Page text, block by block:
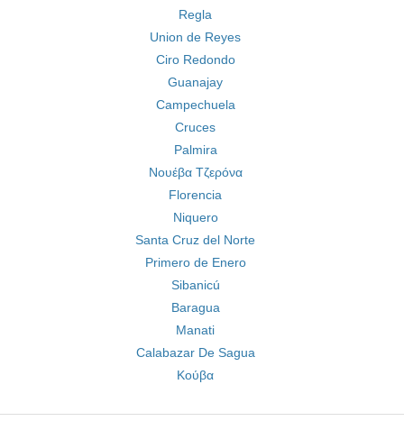
Regla
Union de Reyes
Ciro Redondo
Guanajay
Campechuela
Cruces
Palmira
Νουέβα Τζερόνα
Florencia
Niquero
Santa Cruz del Norte
Primero de Enero
Sibanicú
Baragua
Manati
Calabazar De Sagua
Κούβα